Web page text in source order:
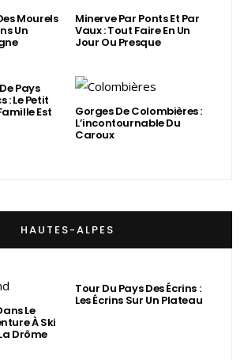
Mourels
Un
Minerve Par Ponts Et Par
Vaux : Tout Faire En Un
Jour Ou Presque
Pays
: Le Petit
Est Gorges De Colombières :
L’incontournable Du
Caroux
HAUTES-ALPES
Le
À Ski
Drôme
Tour Du Pays Des Écrins :
Les Écrins Sur Un Plateau